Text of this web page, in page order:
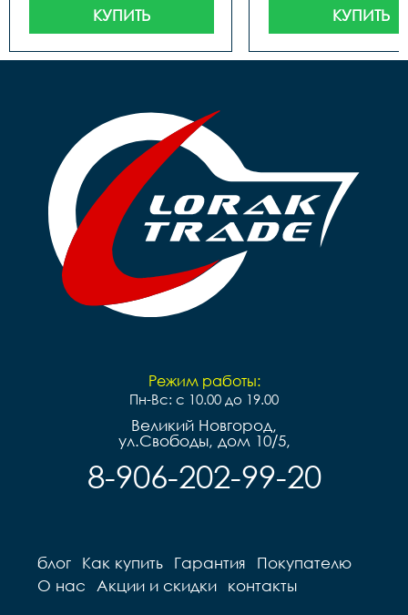
КУПИТЬ КУПИТЬ
Режим работы:
Пн-Вс: с 10.00 до 19.00
Великий Новгород,
ул.Свободы, дом 10/5,
8-906-202-99-20
блог Как купить Гарантия
Покупателю
О нас
Акции и скидки контакты